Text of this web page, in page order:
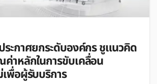
ระกาศยกระดับองค์กร ชูแนวคิด
ค่าหลักในการขับเคลื่อน
พื่อผู้รับบริการ